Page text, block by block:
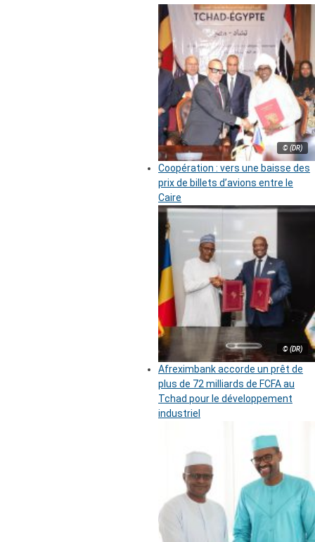
© (DR)
Coopération : vers une baisse des
prix de billets d’avions entre le
Caire
© (DR)
Afreximbank accorde un prêt de
plus de 72 milliards de FCFA au
Tchad pour le développement
industriel